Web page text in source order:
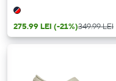
275.99 LEI (-21%)349.99 LEI